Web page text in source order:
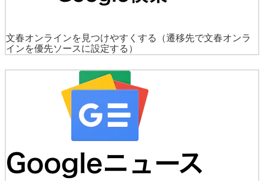
文春オンラインを見つけやすくする
（遷移先で文春オンラ
インを優先ソースに設定する）